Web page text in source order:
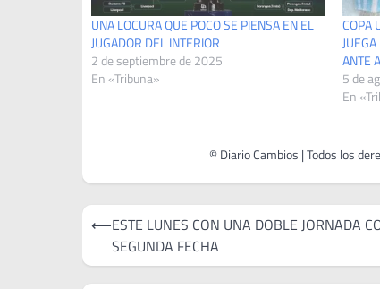
UNA LOCURA QUE POCO SE PIENSA EN EL
JUGADOR DEL INTERIOR
2 de septiembre de 2025
En «Tribuna»
COPA
ANTE
5 de
En
Navegación
entradas
⟵ESTE LUNES CON UNA DOBLE JORNADA
SEGUNDA FECHA